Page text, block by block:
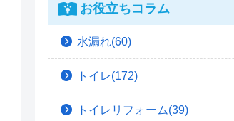
お役立ちコラム
水漏れ(60)
トイレ(172)
トイレリフォーム(39)